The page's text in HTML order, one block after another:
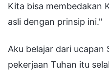
Kita bisa membedakan
asli dengan prinsip ini."
Aku belajar dari ucapan
pekerjaan Tuhan itu